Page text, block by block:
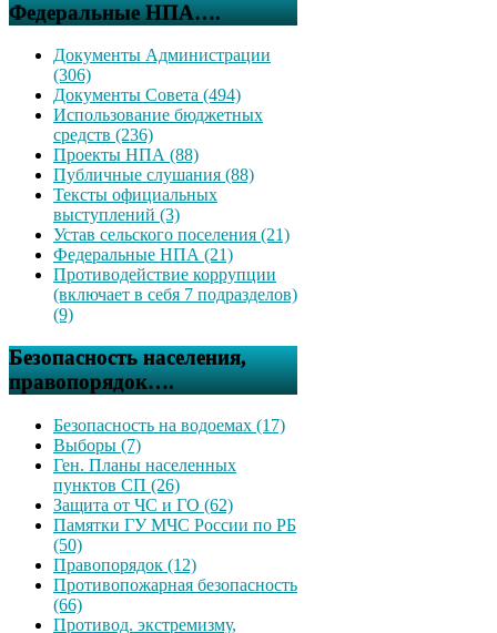
Федеральные НПА….
Документы Администрации
(306)
Документы Совета (494)
Использование бюджетных
средств (236)
Проекты НПА (88)
Публичные слушания (88)
Тексты официальных
выступлений (3)
Устав сельского поселения (21)
Федеральные НПА (21)
Противодействие коррупции
(включает в себя 7 подразделов)
(9)
Безопасность населения,
правопорядок….
Безопасность на водоемах (17)
Выборы (7)
Ген. Планы населенных
пунктов СП (26)
Защита от ЧС и ГО (62)
Памятки ГУ МЧС России по РБ
(50)
Правопорядок (12)
Противопожарная безопасность
(66)
Противод. экстремизму,